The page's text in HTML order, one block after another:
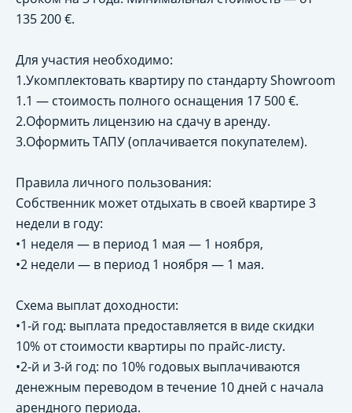
135 200 €.
Для участия необходимо:
1.Укомплектовать квартиру по стандарту Showroom
1.1 — стоимость полного оснащения 17 500 €.
2.Оформить лицензию на сдачу в аренду.
3.Оформить ТАПУ (оплачивается покупателем).
Правила личного пользования:
Собственник может отдыхать в своей квартире 3
недели в году:
•1 неделя — в период 1 мая — 1 ноября,
•2 недели — в период 1 ноября — 1 мая.
Схема выплат доходности:
•1-й год: выплата предоставляется в виде скидки
10% от стоимости квартиры по прайс-листу.
•2-й и 3-й год: по 10% годовых выплачиваются
денежным переводом в течение 10 дней с начала
арендного периода.